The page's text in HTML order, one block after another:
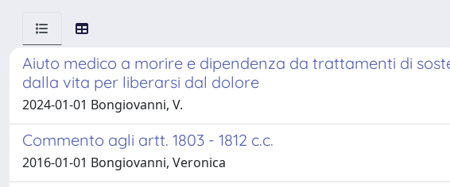
Aiuto medico a morire e dipendenza da trattamenti di
dalla vita per liberarsi dal dolore
2024-01-01 Bongiovanni, V.
Commento agli artt. 1803 - 1812 c.c.
2016-01-01 Bongiovanni, Veronica